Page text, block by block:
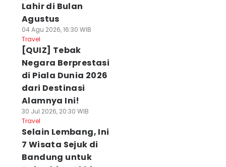
Lahir di Bulan
Agustus
04 Agu 2026, 16:30 WIB
Travel
[QUIZ] Tebak
Negara Berprestasi
di Piala Dunia 2026
dari Destinasi
Alamnya Ini!
30 Jul 2026, 20:30 WIB
Travel
Selain Lembang, Ini
7 Wisata Sejuk di
Bandung untuk